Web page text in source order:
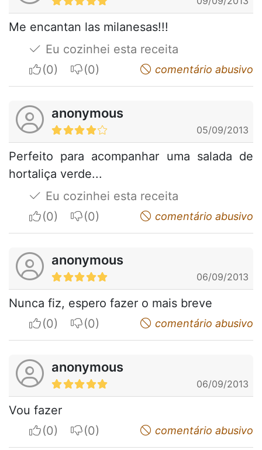
Me encantan las milanesas!!!
Eu cozinhei esta receita
I apreciateI do not appreciatecomentário abusivo
anonymous
05/09/2013
Perfeito para acompanhar uma salada de
hortaliça verde...
Eu cozinhei esta receita
I apreciateI do not appreciatecomentário abusivo
anonymous
06/09/2013
Nunca fiz, espero fazer o mais breve
I apreciateI do not appreciatecomentário abusivo
anonymous
06/09/2013
Vou fazer
I apreciateI do not appreciatecomentário abusivo